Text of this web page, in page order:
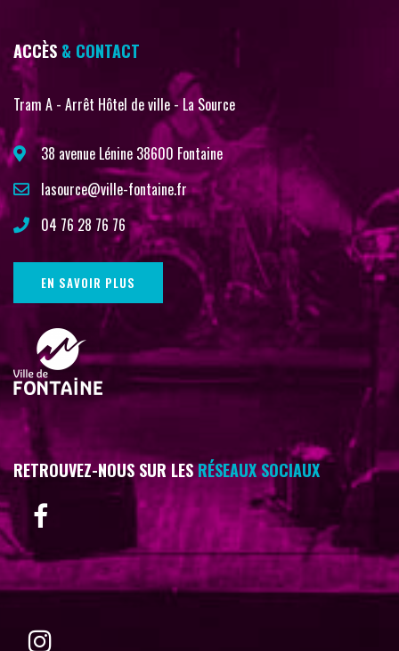
ACCÈS & CONTACT
Tram A - Arrêt Hôtel de ville - La Source
38 avenue Lénine 38600 Fontaine
lasource@ville-fontaine.fr
04 76 28 76 76
EN SAVOIR PLUS
RETROUVEZ-NOUS SUR LESRÉSEAUX SOCIAUX